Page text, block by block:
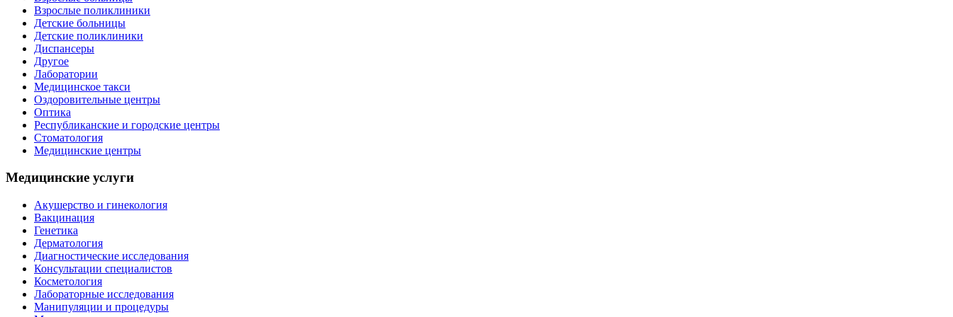
Взрослые поликлиники
Детские больницы
Детские поликлиники
Диспансеры
Другое
Лаборатории
Медицинское такси
Оздоровительные центры
Оптика
Республиканские и городские центры
Стоматология
Медицинские центры
Медицинские услуги
Акушерство и гинекология
Вакцинация
Генетика
Дерматология
Диагностические исследования
Консультации специалистов
Косметология
Лабораторные исследования
Манипуляции и процедуры